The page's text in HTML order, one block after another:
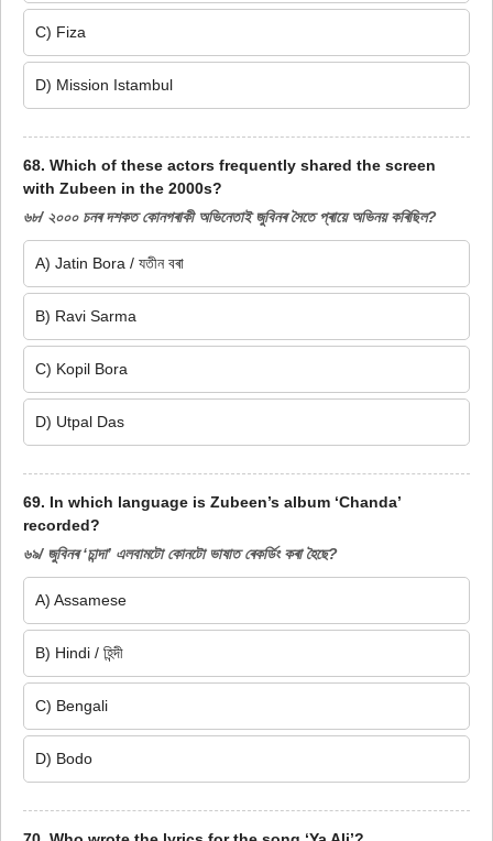
C) Fiza
D) Mission Istambul
68. Which of these actors frequently shared the screen
with Zubeen in the 2000s?
৬৮/ ২০০০ চনৰ দশকত কোনগৰাকী অভিনেতাই জুবিনৰ সৈতে প্ৰায়ে অভিনয় কৰিছিল?
A) Jatin Bora / যতীন বৰা
B) Ravi Sarma
C) Kopil Bora
D) Utpal Das
69. In which language is Zubeen’s album ‘Chanda’
recorded?
৬৯/ জুবিনৰ ‘চান্দা’ এলবামটো কোনটো ভাষাত ৰেকৰ্ডিং কৰা হৈছে?
A) Assamese
B) Hindi / হিন্দী
C) Bengali
D) Bodo